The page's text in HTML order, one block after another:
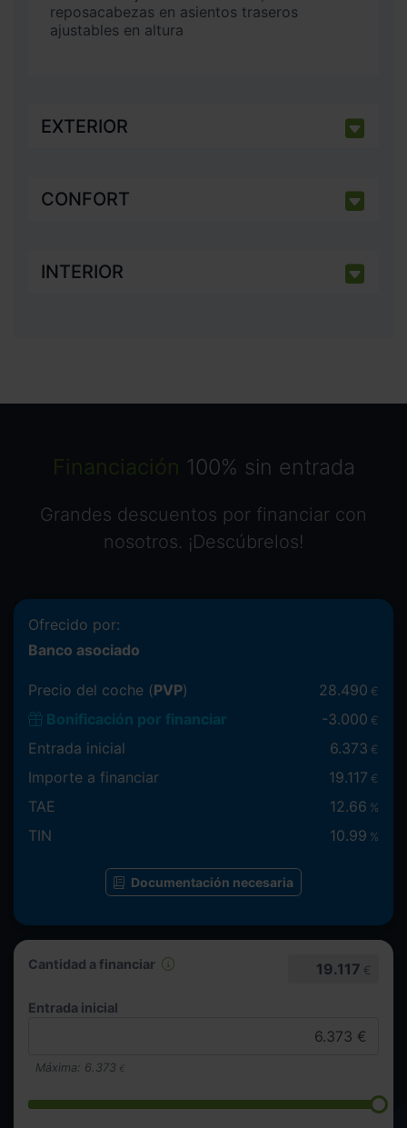
reposacabezas en asientos traseros
ajustables en altura
EXTERIOR
CONFORT
INTERIOR
Financiación 100% sin entrada
Grandes descuentos por financiar con
nosotros. ¡Descúbrelos!
Cantidad a financiar 19.117 €
Entrada inicial
Máxima: 6.373 €
Ofrecido por:
Banco asociado
Precio del coche (PVP) 28.490 €
Bonificación por financiar -3.000 €
Entrada inicial 6.373 €
Importe a financiar 19.117 €
TAE 12.66 %
TIN 10.99 %
Documentación necesaria